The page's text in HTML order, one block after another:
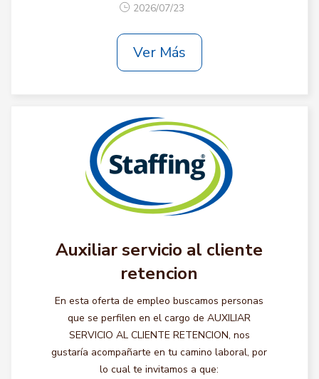
2026/07/23
Ver Más
Auxiliar servicio al cliente
retencion
En esta oferta de empleo buscamos personas
que se perfilen en el cargo de AUXILIAR
SERVICIO AL CLIENTE RETENCION, nos
gustaría acompañarte en tu camino laboral, por
lo cual te invitamos a que: